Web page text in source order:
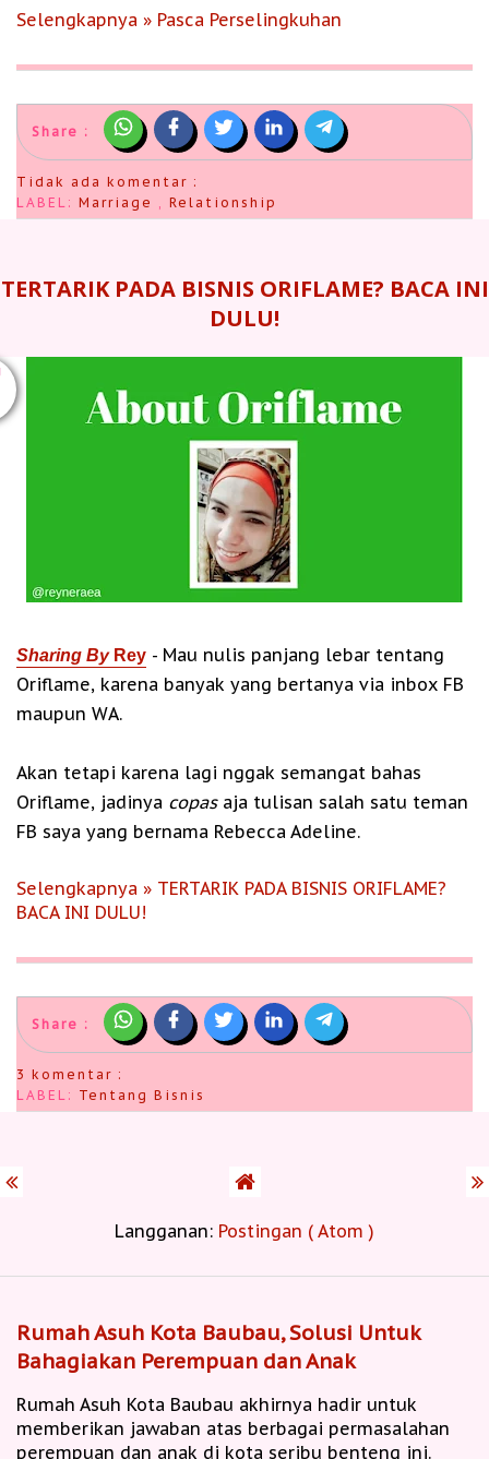
Selengkapnya » Pasca Perselingkuhan
Share :
Tidak ada komentar :
LABEL: Marriage , Relationship
TERTARIK PADA BISNIS ORIFLAME? BACA INI
DULU!
Sharing By Rey - Mau nulis panjang lebar tentang
Oriflame, karena banyak yang bertanya via inbox FB
maupun WA.
Akan tetapi karena lagi nggak semangat bahas
Oriflame, jadinya copas aja tulisan salah satu teman
FB saya yang bernama Rebecca Adeline.
Selengkapnya » TERTARIK PADA BISNIS ORIFLAME?
BACA INI DULU!
Share :
3 komentar :
LABEL: Tentang Bisnis
Langganan: Postingan ( Atom )
Rumah Asuh Kota Baubau, Solusi Untuk
Bahagiakan Perempuan dan Anak
Rumah Asuh Kota Baubau akhirnya hadir untuk
memberikan jawaban atas berbagai permasalahan
perempuan dan anak di kota seribu benteng ini.